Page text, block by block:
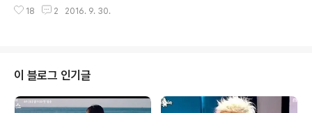
(고경표)과 갯벌에서 주먹다짐을 했던 이화신이 온 몸에 뻘
좋으면 되는 거지... 그 3,40분 같아. 도우씨 보고 있으면.”
리 마음이 오고간다는 걸 뜻하고 있지만 우리가 흔히 생각
하는 ‘불륜’의 정서를 담지는 않는다. 그것은 ‘잠깐 동안의
일탈’이다. 늘 가던 길에서 잠깐 멈춰서거나 어느 날 살짝
18 2 2016. 9. 30.
이 블로그 인기글